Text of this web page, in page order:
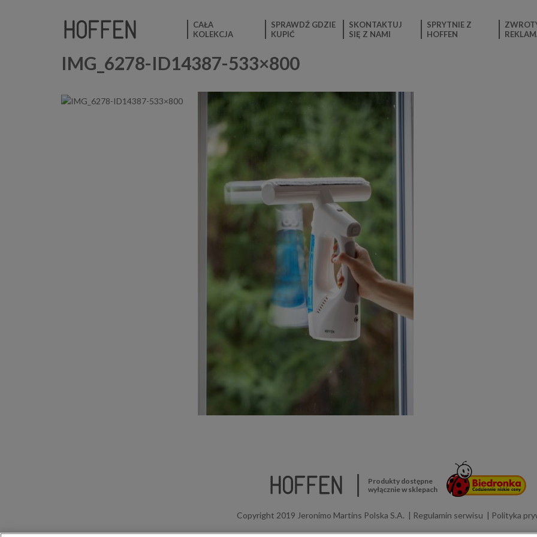
CAŁA
KOLEKCJA
SPRAWDŹ GDZIE
KUPIĆ
SKONTAKTUJ
SIĘ Z NAMI
SPRYTNIE Z
HOFFEN
IMG_6278-ID14387-533×800
Produkty dostępne
wyłącznie w sklepach
Copyright 2019 Jeronimo Martins Polska S.A. Regulamin serwisu Polityka